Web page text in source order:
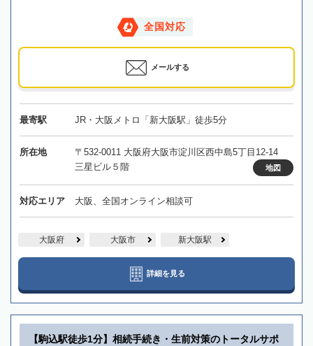
全国対応
メールする
最寄駅 JR・大阪メトロ「新大阪駅」徒歩5分
所在地
〒532-0011 大阪府大阪市淀川区西中島5丁目12-14
三星ビル５階
地図
対応エリア 大阪、全国オンライン相談可
大阪府 大阪市 新大阪駅
詳細を見る
【駒込駅徒歩1分】相続手続き・生前対策のトータルサポ